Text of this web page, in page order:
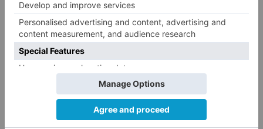
desinfección obligatoria contra
plagas
LO ÚLTIMO
1
Felix Gall asalta el liderato con
una exhibición en El Escudo